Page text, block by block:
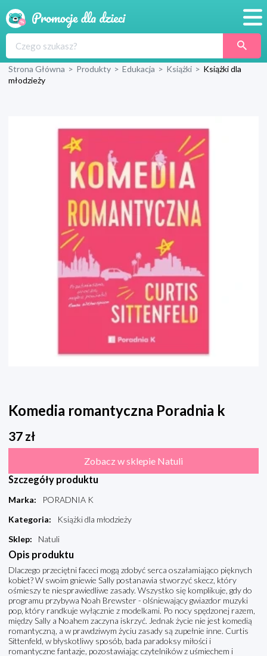
Produkty
Blog
Wyprawka
Strona Główna > Produkty > Edukacja > Książki > Książki dla
młodzieży
Komedia romantyczna Poradnia k
37 zł
Zobacz w sklepie Natuli
Szczegóły produktu
Marka:
PORADNIA K
Kategoria:
Książki dla młodzieży
Sklep: Natuli
Opis produktu
Dlaczego przeciętni faceci mogą zdobyć serca oszałamiająco pięknych
kobiet? W swoim gniewie Sally postanawia stworzyć skecz, który
ośmieszy te niesprawiedliwe zasady. Wszystko się komplikuje, gdy do
programu przybywa Noah Brewster - olśniewający gwiazdor muzyki
pop, który randkuje wyłącznie z modelkami. Po nocy spędzonej razem,
między Sally a Noahem zaczyna iskrzyć. Jednak życie nie jest komedią
romantyczną, a w prawdziwym życiu zasady są zupełnie inne. Curtis
Sittenfeld, w błyskotliwy sposób, bada paradoksy miłości i
romantyczne fantazje, pozostawiając czytelników z uśmiechem i